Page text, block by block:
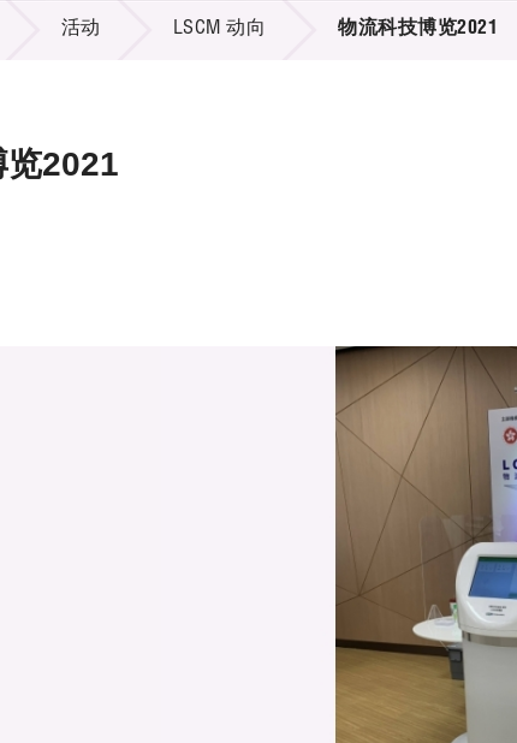
项目资料库
多媒体
出版刊物
活动 LSCM 动向 物流科技博览2021
2021